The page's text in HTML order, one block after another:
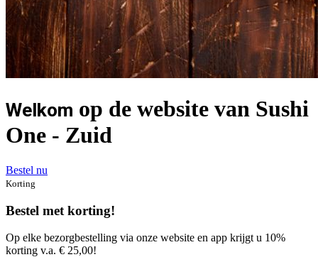
Welkom op de website van Sushi
One - Zuid
Bestel nu
Korting
Bestel met korting!
Op elke bezorgbestelling via onze website en app krijgt u 10%
korting v.a. € 25,00!